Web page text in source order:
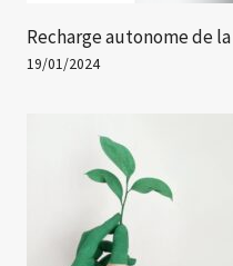
Recharge autonome de
19/01/2024